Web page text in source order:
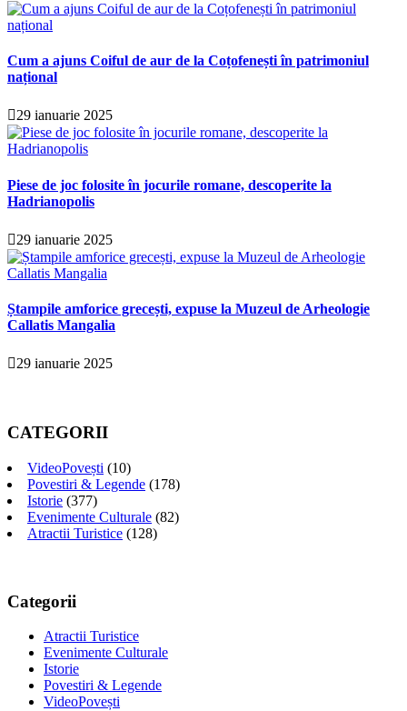
Cum a ajuns Coiful de aur de la Coțofenești în patrimoniul
național
29 ianuarie 2025
Piese de joc folosite în jocurile romane, descoperite la
Hadrianopolis
29 ianuarie 2025
Ștampile amforice grecești, expuse la Muzeul de Arheologie
Callatis Mangalia
29 ianuarie 2025
CATEGORII
VideoPovești (10)
Povestiri & Legende (178)
Istorie (377)
Evenimente Culturale (82)
Atractii Turistice (128)
Categorii
Atractii Turistice
Evenimente Culturale
Istorie
Povestiri & Legende
VideoPovești